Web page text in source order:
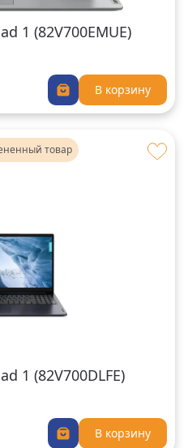
1 (82V700EMUE)
В корзину
товар
1 (82V700DLFE)
В корзину